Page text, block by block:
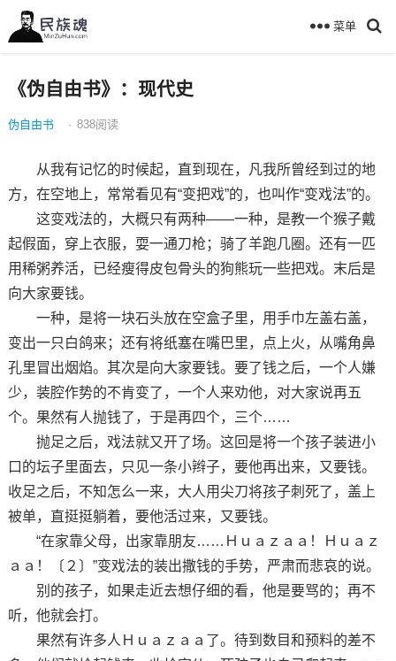
菜单
《伪自由书》：现代史
伪自由书 · 838阅读
从我有记忆的时候起，直到现在，凡我所曾经到过的地
方，在空地上，常常看见有“变把戏”的，也叫作“变戏法”的。
这变戏法的，大概只有两种——一种，是教一个猴子戴
起假面，穿上衣服，耍一通刀枪；骑了羊跑几圈。还有一匹
用稀粥养活，已经瘦得皮包骨头的狗熊玩一些把戏。末后是
向大家要钱。
一种，是将一块石头放在空盒子里，用手巾左盖右盖，
变出一只白鸽来；还有将纸塞在嘴巴里，点上火，从嘴角鼻
孔里冒出烟焰。其次是向大家要钱。要了钱之后，一个人嫌
少，装腔作势的不肯变了，一个人来劝他，对大家说再五
个。果然有人抛钱了，于是再四个，三个……
抛足之后，戏法就又开了场。这回是将一个孩子装进小
口的坛子里面去，只见一条小辫子，要他再出来，又要钱。
收足之后，不知怎么一来，大人用尖刀将孩子刺死了，盖上
被单，直挺挺躺着，要他活过来，又要钱。
“在家靠父母，出家靠朋友……Ｈｕａｚａａ！Ｈｕａｚ
ａａ！〔２〕”变戏法的装出撒钱的手势，严肃而悲哀的说。
别的孩子，如果走近去想仔细的看，他是要骂的；再不
听，他就会打。
果然有许多人Ｈｕａｚａａ了。待到数目和预料的差不